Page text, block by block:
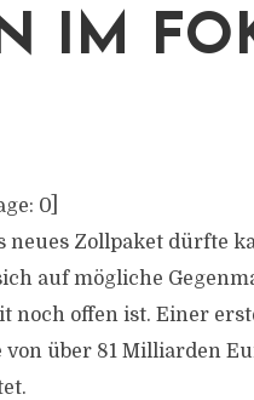
IM
0
neues Zollpaket dürfte
auf mögliche
noch offen ist. Einer
über 81 Milliarden